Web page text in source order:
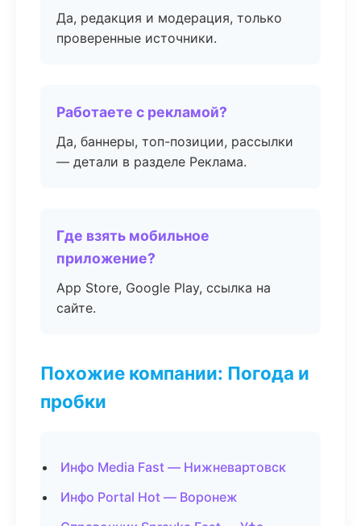
Да, редакция и модерация, только
проверенные источники.
Работаете с рекламой?
Да, баннеры, топ-позиции, рассылки
— детали в разделе Реклама.
Где взять мобильное
приложение?
App Store, Google Play, ссылка на
сайте.
Похожие компании: Погода и
пробки
Инфо Media Fast — Нижневартовск
Инфо Portal Hot — Воронеж